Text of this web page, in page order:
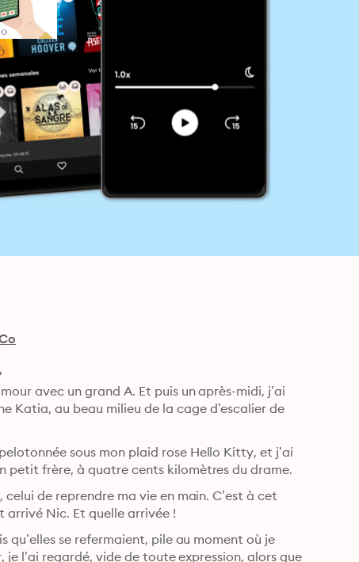
avec un grand A. Et puis un après-midi, j’ai
Katia, au beau milieu de la cage d’escalier de
sous mon plaid rose Hello Kitty, et j’ai
de reprendre ma vie en main. C’est à cet
Nic. Et quelle arrivée !
qu’elles se refermaient, pile au moment où je
je l’ai regardé, vide de toute expression, alors que